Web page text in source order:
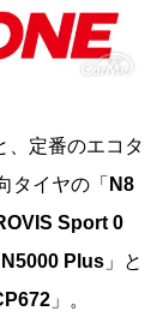
、定番のエコタ
タイヤの「 N8
Sport 0
N5000 Plus 」と
」。